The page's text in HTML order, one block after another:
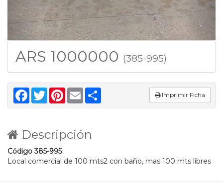
ARS 1000000 (385-995)
Facebook
TwitterPinterest
Email Imprimir Ficha
Descripción
Código 385-995
Local comercial de 100 mts2 con baño, mas 100 mts libres